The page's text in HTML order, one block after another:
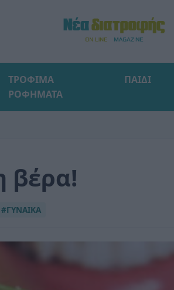
ΤΡΟΦΙΜΑ
ΡΟΦΗΜΑΤΑ
ΠΑΙΔΙ
βέρα!
#ΓΥΝΑΙΚΑ